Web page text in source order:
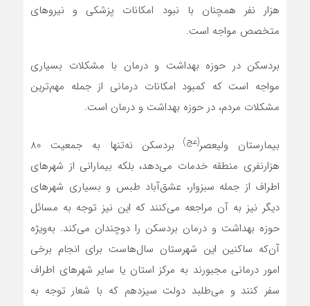
هزار نفر هم‏چنان با نبود امکانات پزشکی و نیروهای
متخصص مواجه است.
بردسکن در حوزه بهداشت و درمان با مشکلات بسیاری
مواجه است که کمبود امکانات درمانی از جمله مهم‌ترین
مشکلات مردم، در حوزه بهداشت و درمان است.
بیمارستان ولیعصر(عج)
بردسکن نه‌تنها به جمعیت 80
هزارنفری منطقه خدمات می‌دهد، بلکه بیمارانی از شهرهای
اطراف از جمله سبزوار، عشق‌آباد طبس و بسیاری شهرهای
دیگر نیز به آن مراجعه می‌کنند که این نیز توجه به مسائل
حوزه بهداشت و درمان بردسکن را دوچندان می‌کند. به‌ویژه
آن‌که ساکنین این شهرستان سال‌هاست برای انجام برخی
امور درمانی مجبورند به مرکز استان یا سایر شهرهای اطراف
سفر کنند و می‌طلبد دولت سیزدهم که با شعار توجه به